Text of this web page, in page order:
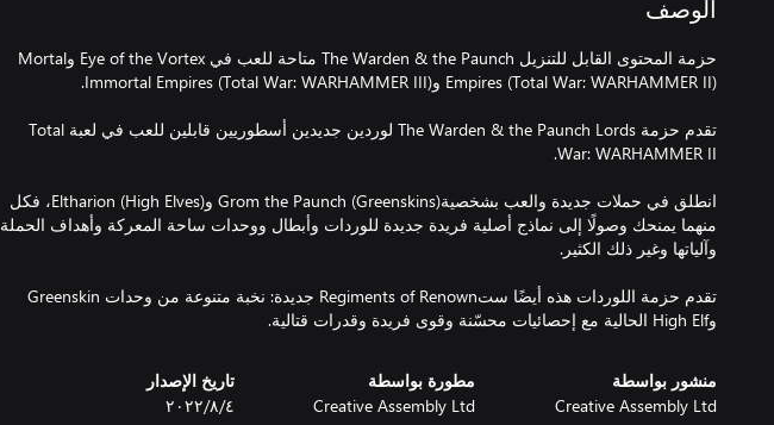
الوصف
حزمة المحتوى القابل للتنزيل The Warden & the Paunch متاحة للعب في Eye of the Vortex وMortal
تقدم حزمة The Warden & the Paunch Lords لوردين جديدين أسطوريين قابلين للعب في لعبة Total
انطلق في حملات جديدة والعب بشخصيةGrom the Paunch (Greenskins) وEltharion (High Elves)، فكل
منهما يمنحك وصولًا إلى نماذج أصلية فريدة جديدة للوردات وأبطال ووحدات ساحة المعركة وأهداف الحملة
تقدم حزمة اللوردات هذه أيضًا ستRegiments of Renown جديدة: نخبة متنوعة من وحدات Greenskin
وHigh Elf الحالية مع إحصائيات محسّنة وقوى فريدة وقدرات قتالية.
منشور بواسطة
Creative Assembly Ltd
مطورة بواسطة
Creative Assembly Ltd
تاريخ الإصدار
٤‏/٨‏/٢٠٢٢